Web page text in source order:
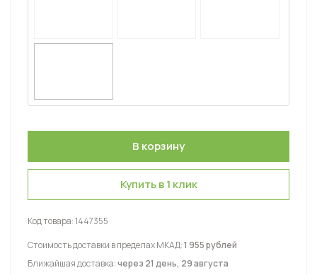
Купить в 1 клик
Код товара:1447355
Стоимость доставки в пределах МКАД:1 955 рублей
Ближайшая доставка:через 21 день, 29 августа